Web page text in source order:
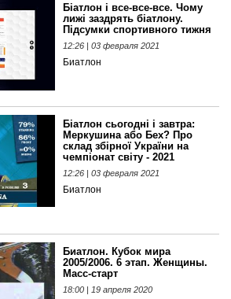
Біатлон і все-все-все. Чому
лижі заздрять біатлону.
Підсумки спортивного тижня
12:26 | 03 февраля 2021
Биатлон
Біатлон сьогодні і завтра:
Меркушина або Бех? Про
склад збірної України на
чемпіонат світу - 2021
12:26 | 03 февраля 2021
Биатлон
Биатлон. Кубок мира
2005/2006. 6 этап. Женщины.
Масс-старт
18:00 | 19 апреля 2020